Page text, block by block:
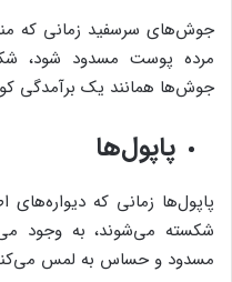
جوش‌های سرسفید زمانی که
مرده پوست مسدود شود،
جوش‌ها همانند یک برآمدگی
پاپول‌ها
پاپول‌ها زمانی که دیواره‌های
شکسته می‌شوند، به وجود
مسدود و حساس به لمس